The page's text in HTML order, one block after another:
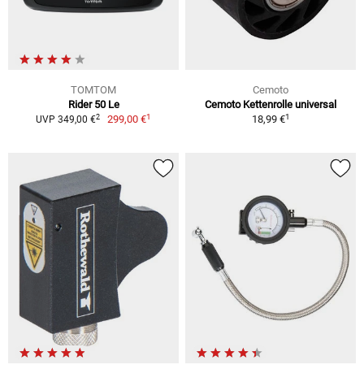
TOMTOM
Rider 50 Le
UVP 349,00 €2 299,00 €1
Cemoto
Cemoto Kettenrolle universal
18,99 €1